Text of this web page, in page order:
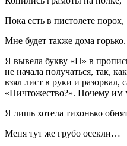
Пока есть в пистолете порох,
Мне будет также дома горько.
Я вывела букву «Н» в
не начала получаться, так,
взял лист в руки и разорвал,
«Ничтожество?». Почему им
Я лишь хотела тихонько
Меня тут же грубо осекли…